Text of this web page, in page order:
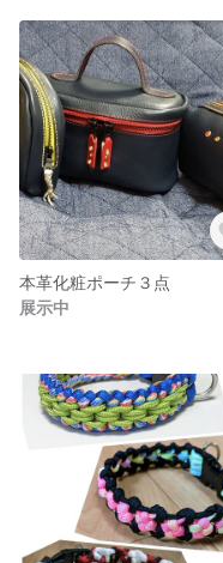
本革化粧ポーチ３点
展示中